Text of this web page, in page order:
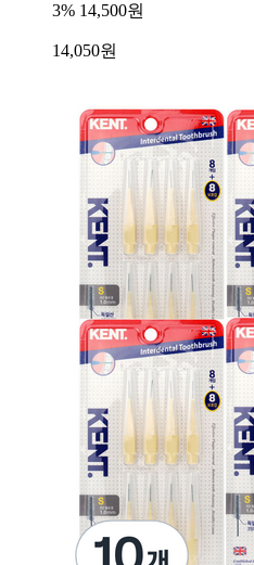
3% 14,500원
14,050원